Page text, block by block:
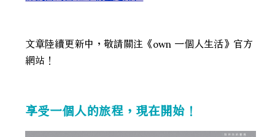
文章陸續更新中，敬請關注《own 一個人生活》官方
網站！
享受一個人的旅程，現在開始！